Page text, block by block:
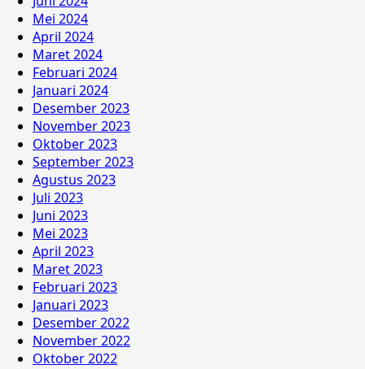
Mei 2024
April 2024
Maret 2024
Februari 2024
Januari 2024
Desember 2023
November 2023
Oktober 2023
September 2023
Agustus 2023
Juli 2023
Juni 2023
Mei 2023
April 2023
Maret 2023
Februari 2023
Januari 2023
Desember 2022
November 2022
Oktober 2022